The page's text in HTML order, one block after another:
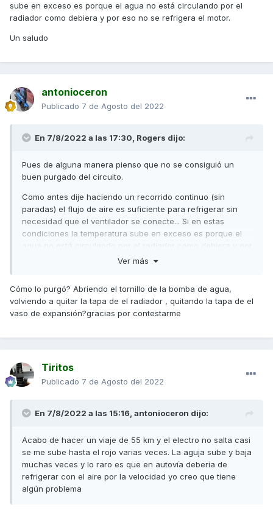
sube en exceso es porque el agua no está circulando por el
radiador como debiera y por eso no se refrigera el motor.
Un saludo
antonioceron
Publicado 7 de Agosto del 2022
En 7/8/2022 a las 17:30, Rogers dijo:
Pues de alguna manera pienso que no se consiguió un
buen purgado del circuito.
Como antes dije haciendo un recorrido continuo (sin
paradas) el flujo de aire es suficiente para refrigerar sin
necesidad que el ventilador se conecte... Si en estas
condiciones la temperatura sube en exceso es porque el
agua no está circulando por el radiador como debiera y por
eso no se refrigera el motor.Ver más
Cómo lo purgó? Abriendo el tornillo de la bomba de agua,
volviendo a quitar la tapa de el radiador , quitando la tapa de el
vaso de expansión?gracias por contestarme
Tiritos
Publicado 7 de Agosto del 2022
En 7/8/2022 a las 15:16, antonioceron dijo:
Acabo de hacer un viaje de 55 km y el electro no salta casi
se me sube hasta el rojo varias veces. La aguja sube y baja
muchas veces y lo raro es que en autovía debería de
refrigerar con el aire por la velocidad yo creo que tiene
algún problema